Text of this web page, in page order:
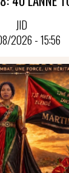
JID
2026 - 15:56